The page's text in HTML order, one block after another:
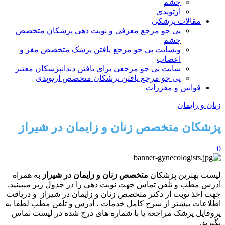
چشم
ارتوپدی
مقالات پزشکی
پی جو مرجع معرفی و نوبت دهی پزشکان متخصص
چشم
وبسایت پی جو مرجع یافتن پزشک متخصص مغز و
اعصاب
سایت پی جو مرجعی برای یافتن دندانپزشکان معتبر
پی جو مرجع یافتن پزشکان متخصص ارتوپدی
قوانین و مقررات
زنان و زایمان
پزشکان متخصص زنان و زایمان در شیراز
0
لیست بهترین پزشکان متخصص زنان و زایمان در شیراز به همراه
آدرس مطب و تلفن تماس جهت نوبت دهی را در جدول زیر میبینید.
جهت اخذ نوبت از دکتر متخصص زنان و زایمان در شیراز و دریافت
اطلاعات بیشتر از شرح کامل خدمات ، آدرس و تلفن مطب لطفا به
پروفایل پزشک مراجعه یا با شماره های درج شده در لیست تماس
بگیرید.